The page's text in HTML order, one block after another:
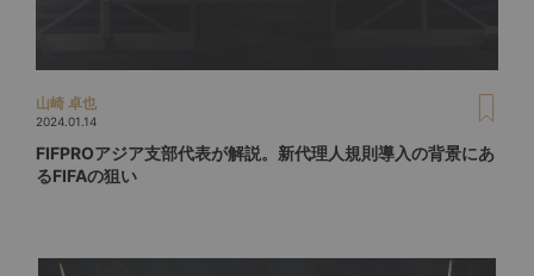
山崎 卓也
2024.01.14
FIFPROアジア支部代表が解説。新代理人規則導入の背景にあ
るFIFAの狙い